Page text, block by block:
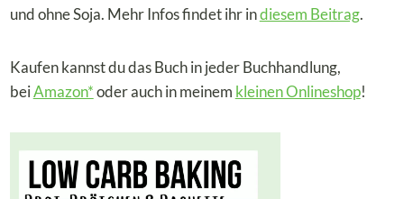
und ohne Soja. Mehr Infos findet ihr indiesem Beitrag.
Kaufen kannst du das Buch in jeder Buchhandlung,
beiAmazon*oder auch in meinem kleinen Onlineshop!